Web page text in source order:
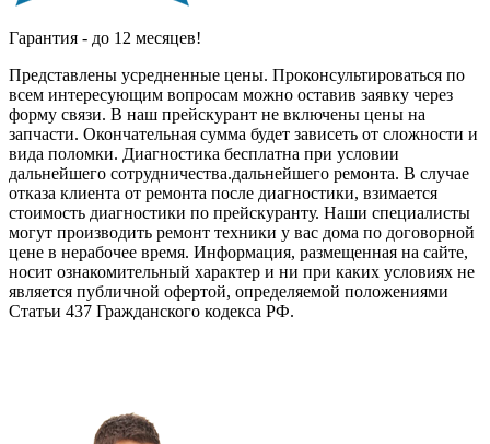
Гарантия - до 12 месяцев!
Представлены усредненные цены. Проконсультироваться по
всем интересующим вопросам можно оставив заявку через
форму связи. В наш прейскурант не включены цены на
запчасти. Окончательная сумма будет зависеть от сложности и
вида поломки. Диагностика бесплатна при условии
дальнейшего сотрудничества.дальнейшего ремонта. В случае
отказа клиента от ремонта после диагностики, взимается
стоимость диагностики по прейскуранту. Наши специалисты
могут производить ремонт техники у вас дома по договорной
цене в нерабочее время. Информация, размещенная на сайте,
носит ознакомительный характер и ни при каких условиях не
является публичной офертой, определяемой положениями
Статьи 437 Гражданского кодекса РФ.